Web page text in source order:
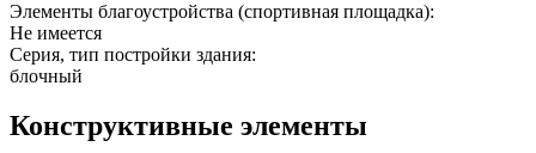
Элементы благоустройства (спортивная площадка):
Не имеется
Серия, тип постройки здания:
блочный
Конструктивные элементы